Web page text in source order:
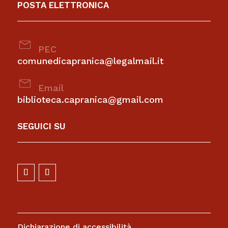
POSTA ELETTRONICA
mail
PEC
comunedicapranica@legalmail.it
mail
Email
biblioteca.capranica@gmail.com
SEGUICI SU